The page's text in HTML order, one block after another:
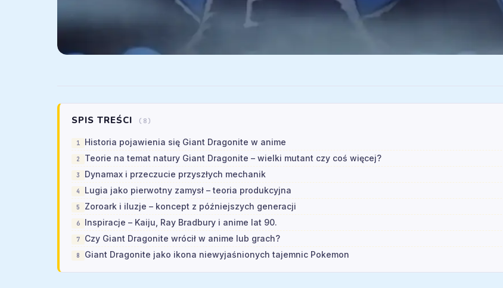
SPIS TREŚCI (8)
Historia pojawienia się Giant Dragonite w anime
Teorie na temat natury Giant Dragonite – wielki mutant czy coś więcej?
Dynamax i przeczucie przyszłych mechanik
Lugia jako pierwotny zamysł – teoria produkcyjna
Zoroark i iluzje – koncept z późniejszych generacji
Inspiracje – Kaiju, Ray Bradbury i anime lat 90.
Czy Giant Dragonite wrócił w anime lub grach?
Giant Dragonite jako ikona niewyjaśnionych tajemnic Pokemon